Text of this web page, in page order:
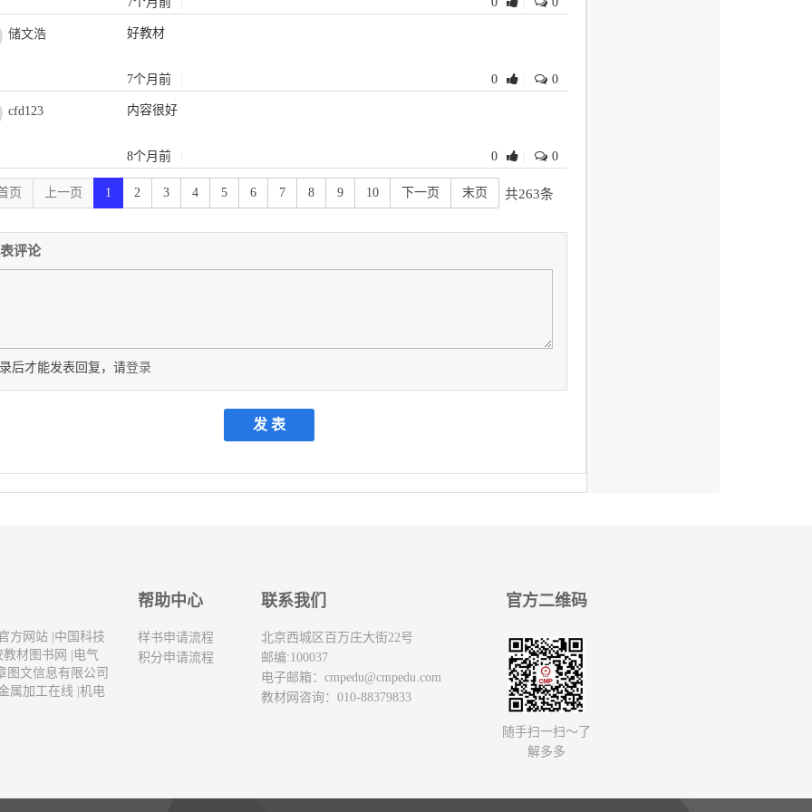
储文浩 好教材
7个月前 0 0
cfd123 内容很好
8个月前 0 0
页 上一页 1 2 3 4 5 6 7 8 9 10 下一页 末页 共263条
评论
后才能发表回复，请登录
方网站 中国科技
材图书网
电气
图文信息有限公司
属加工在线 |机电
帮助中心
样书申请流程
积分申请流程
联系我们
北京西城区百万庄大街22号
邮编:100037
电子邮箱： cmpedu@cmpedu.com
教材网咨询：010-88379833
官方二维码
随手扫一扫～了
解多多